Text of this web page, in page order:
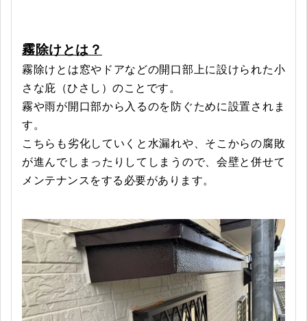
霧除けとは？
霧除けとは窓やドアなどの開口部上に設けられた小
さな庇（ひさし）のことです。
霧や雨が開口部から入るのを防ぐために設置されま
す。
こちらも劣化していくと水漏れや、そこからの腐敗
が進んでしまったりしてしまうので、会壁と併せて
メンテナンスをする必要があります。